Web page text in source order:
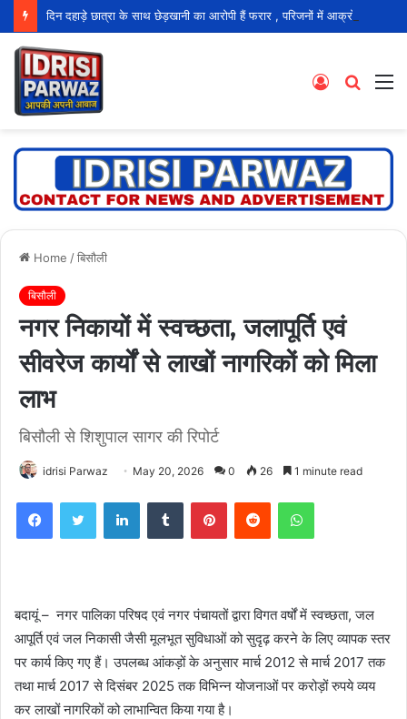
दिन दहाड़े छात्रा के साथ छेड़खानी का आरोपी हैं फरार , परिजनों में आक्रोश
Search
Log
Home /बिसौली
बिसौली
नगर निकायों में स्वच्छता, जलापूर्ति एवं
सीवरेज कार्यों से लाखों नागरिकों को मिला
लाभ
बिसौली से शिशुपाल सागर की रिपोर्ट
idrisi Parwaz May 20, 2026 0 26 1 minute read
FacebookTwitter LinkedInTumblr PinterestReddit WhatsApp
बदायूं – नगर पालिका परिषद एवं नगर पंचायतों द्वारा विगत वर्षों में स्वच्छता, जल
आपूर्ति एवं जल निकासी जैसी मूलभूत सुविधाओं को सुदृढ़ करने के लिए व्यापक स्तर
पर कार्य किए गए हैं। उपलब्ध आंकड़ों के अनुसार मार्च 2012 से मार्च 2017 तक
तथा मार्च 2017 से दिसंबर 2025 तक विभिन्न योजनाओं पर करोड़ों रुपये व्यय
कर लाखों नागरिकों को लाभान्वित किया गया है।